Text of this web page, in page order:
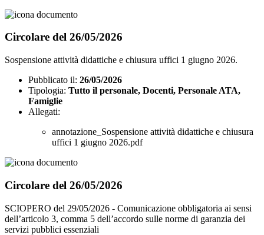
Circolare del 26/05/2026
Sospensione attività didattiche e chiusura uffici 1 giugno 2026.
Pubblicato il: 26/05/2026
Tipologia: Tutto il personale, Docenti, Personale ATA,
Famiglie
Allegati:
annotazione_Sospensione attività didattiche e chiusura
uffici 1 giugno 2026.pdf
Circolare del 26/05/2026
SCIOPERO del 29/05/2026 - Comunicazione obbligatoria ai sensi
dell’articolo 3, comma 5 dell’accordo sulle norme di garanzia dei
servizi pubblici essenziali